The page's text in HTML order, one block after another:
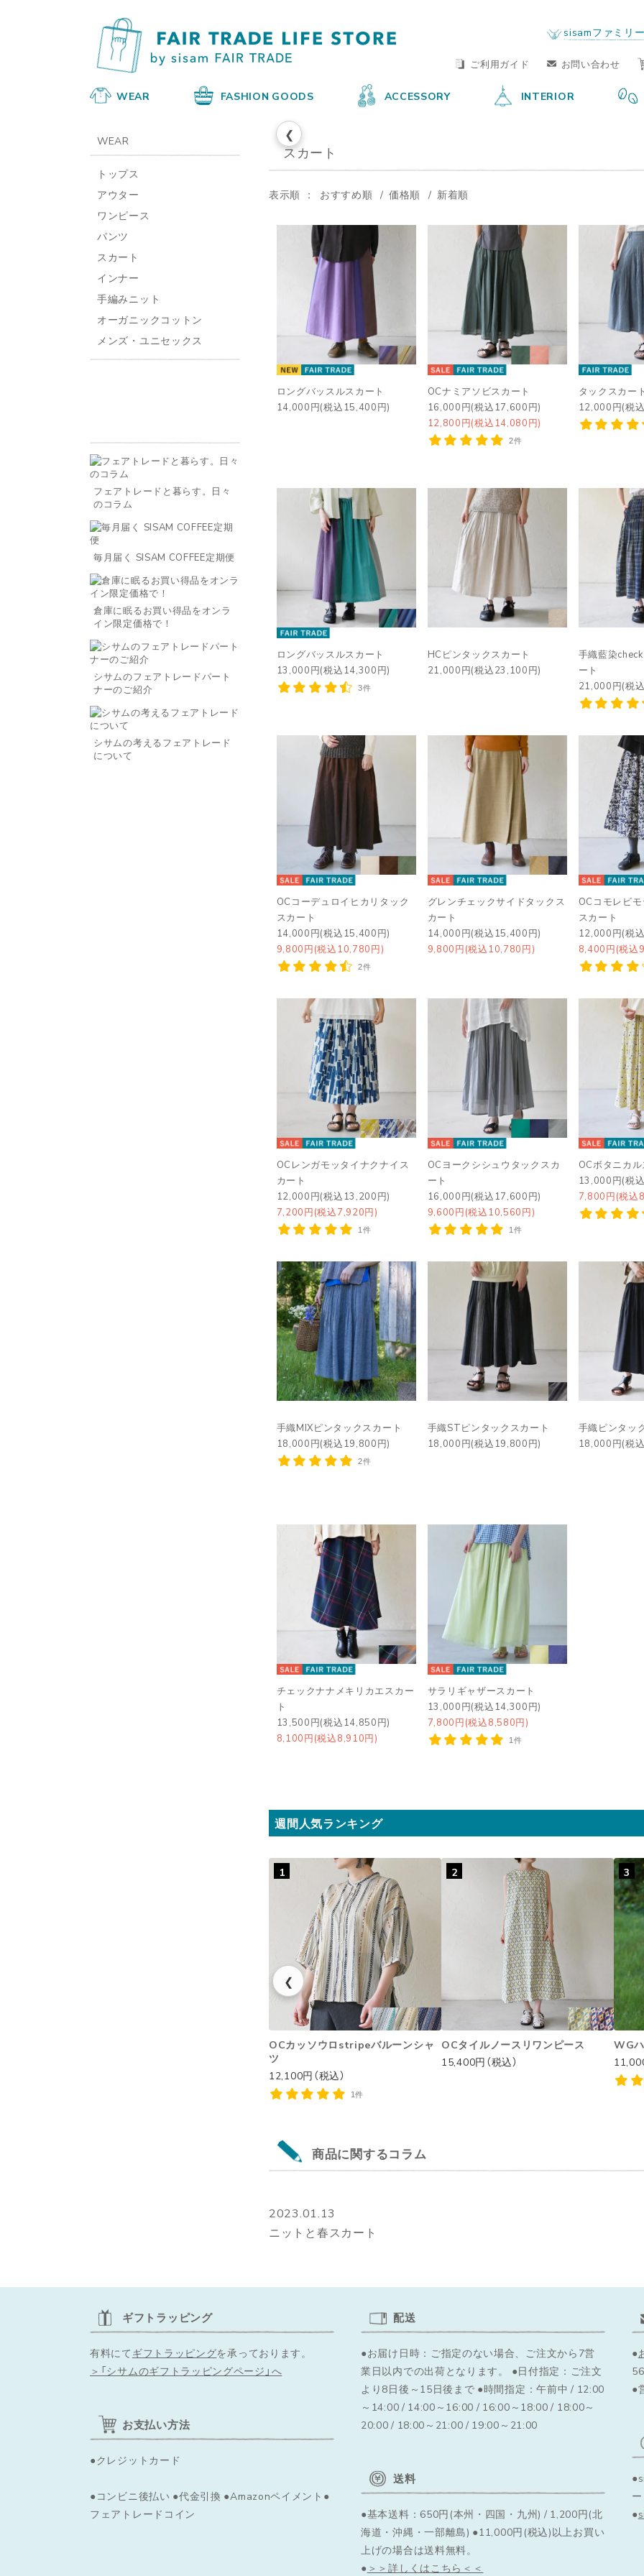
by sisam FAIR TRADE
sisamファミリ
ご利用ガイド お問い合わせ
WEAR FASHION GOODS ACCESSORY INTERIOR
❮
スカート
表示順 おすすめ順 価格順 新着順
ロングバッスルスカート
14,000円(税込15,400円)
OCナミアソビスカート
16,000円(税込17,600円)
12,800円(税込14,080円)
2件
タックスカー
12,000円(税
ロングバッスルスカート
13,000円(税込14,300円)
3件
HCピンタックスカート
21,000円(税込23,100円)
手織藍染
ート
21,000円(税
OCコーデュロイヒカリタック
スカート
14,000円(税込15,400円)
9,800円(税込10,780円)
2件
グレンチェックサイドタックス
カート
14,000円(税込15,400円)
9,800円(税込10,780円)
OCコモレビ
スカート
12,000円(税
8,400円(税込
OCレンガモッタイナクナイス
カート
12,000円(税込13,200円)
7,200円(税込7,920円)
1件
OCヨークシシュウタックスカ
ート
16,000円(税込17,600円)
9,600円(税込10,560円)
1件
OCボタニカ
13,000円(税
7,800円(税込
手織MIXピンタックスカート
18,000円(税込19,800円)
2件
手織STピンタックスカート
18,000円(税込19,800円)
手織ピンタッ
18,000円(税
チェックナナメキリカエスカー
ト
13,500円(税込14,850円)
8,100円(税込8,910円)
サラリギャザースカート
13,000円(税込14,300円)
7,800円(税込8,580円)
1件
週間人気ランキング
❮
1
OCカッソウロstripeバルーンシャ
ツ
12,100円（税込）
1件
2
OCタイルノースリワンピース
15,400円（税込）
3
WG
商品に関するコラム
2023.01.13
ニットと春スカート
WEAR
トップス
アウター
ワンピース
パンツ
スカート
インナー
手編みニット
オーガニックコットン
メンズ・ユニセックス
フェアトレードと暮らす。日々
のコラム
毎月届く SISAM COFFEE定期便
倉庫に眠るお買い得品をオンラ
イン限定価格で！
シサムのフェアトレードパート
ナーのご紹介
シサムの考えるフェアトレード
について
ギフトラッピング
有料にて ギフトラッピングを承っております。
＞「シサムのギフトラッピングページ」へ
お支払い方法
●クレジットカード
●コンビニ後払い ●代金引換 ●Amazonペイメント●
フェアトレードコイン
配送
●お届け日時：ご指定のない場合、ご注文から7営
業日以内での出荷となります。
●日付指定：ご注文
より8日後～15日後まで ●時間指定：午前中 / 12:00
～14:00 / 14:00～16:00 / 16:00～18:00 / 18:00～
20:00 / 18:00～21:00 / 19:00～21:00
送料
●基本送料：650円(本州・四国・九州) / 1,200円(北
海道・沖縄・一部離島) ●11,000円(税込)以上お買い
上げの場合は送料無料。
● ＞＞詳しくはこちら＜＜
●
●
●